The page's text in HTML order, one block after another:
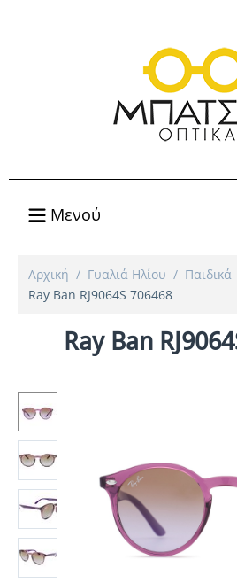
Μενού
Αρχική / Γυαλιά Ηλίου / Παιδικά
Ray Ban RJ9064S 706468
Ray Ban